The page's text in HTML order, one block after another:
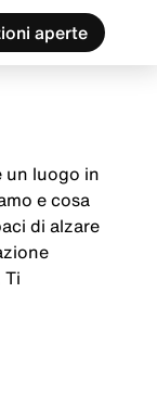
aperte
un luogo in
e cosa
di alzare